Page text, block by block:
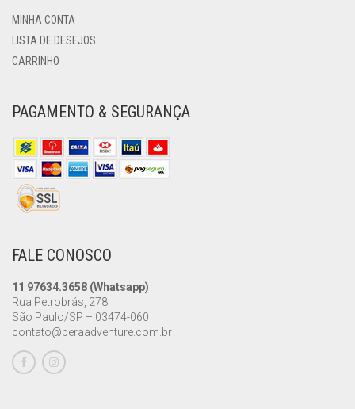
MINHA CONTA
LISTA DE DESEJOS
CARRINHO
PAGAMENTO & SEGURANÇA
FALE CONOSCO
11 97634.3658 (Whatsapp)
Rua Petrobrás, 278
São Paulo/SP – 03474-060
contato@beraadventure.com.br